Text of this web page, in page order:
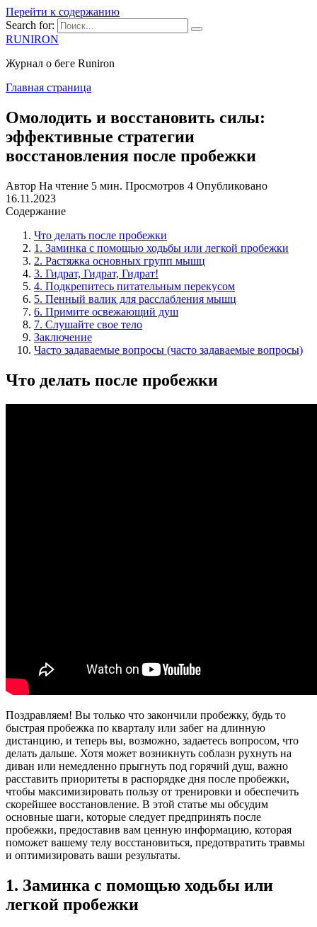
Перейти к содержанию
Search for:
RUNIRON
Журнал о беге Runiron
Главная страница
Омолодить и восстановить силы:
эффективные стратегии
восстановления после пробежки
Автор На чтение 5 мин. Просмотров 4 Опубликовано
16.11.2023
Содержание
Что делать после пробежки
1. Заминка с помощью ходьбы или легкой пробежки
2. Растяжка основных групп мышц
3. Гидрат, Гидрат, Гидрат!
4. Подкрепитесь питательным перекусом
5. Пенный валик для расслабления мышц
6. Примите освежающий душ
7. Слушайте свое тело
Заключение
Часто задаваемые вопросы (часто задаваемые вопросы)
Что делать после пробежки
Поздравляем! Вы только что закончили пробежку, будь то
быстрая пробежка по кварталу или забег на длинную
дистанцию, и теперь вы, возможно, задаетесь вопросом, что
делать дальше. Хотя может возникнуть соблазн рухнуть на
диван или немедленно прыгнуть под горячий душ, важно
расставить приоритеты в распорядке дня после пробежки,
чтобы максимизировать пользу от тренировки и обеспечить
скорейшее восстановление. В этой статье мы обсудим
основные шаги, которые следует предпринять после
пробежки, предоставив вам ценную информацию, которая
поможет вашему телу восстановиться, предотвратить травмы
и оптимизировать ваши результаты.
1. Заминка с помощью ходьбы или
легкой пробежки